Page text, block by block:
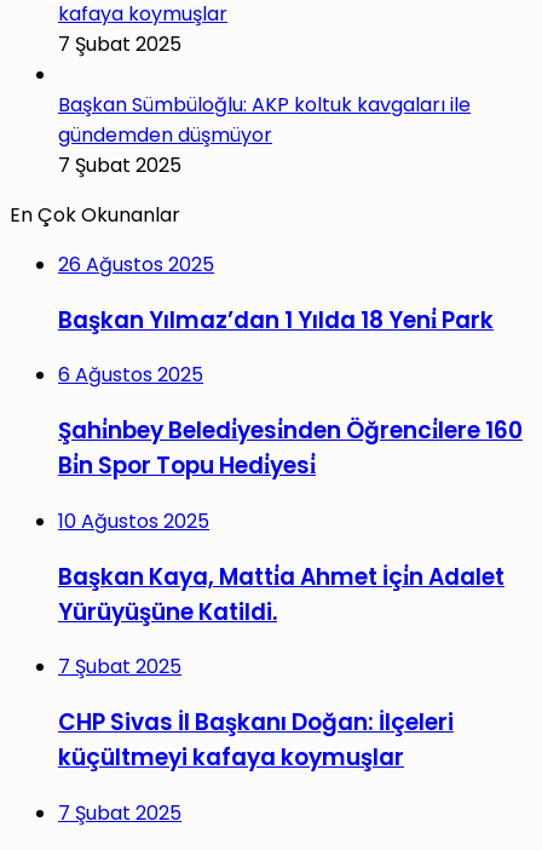
kafaya koymuşlar
7 Şubat 2025
Başkan Sümbüloğlu: AKP koltuk kavgaları ile
gündemden düşmüyor
7 Şubat 2025
En Çok Okunanlar
26 Ağustos 2025
Başkan Yılmaz’dan 1 Yılda 18 Yeni̇ Park
6 Ağustos 2025
Şahi̇nbey Beledi̇yesi̇nden Öğrenci̇lere 160
Bi̇n Spor Topu Hedi̇yesi̇
10 Ağustos 2025
Başkan Kaya, Matti̇a Ahmet İçi̇n Adalet
Yürüyüşüne Katildi.
7 Şubat 2025
CHP Sivas İl Başkanı Doğan: İlçeleri
küçültmeyi kafaya koymuşlar
7 Şubat 2025